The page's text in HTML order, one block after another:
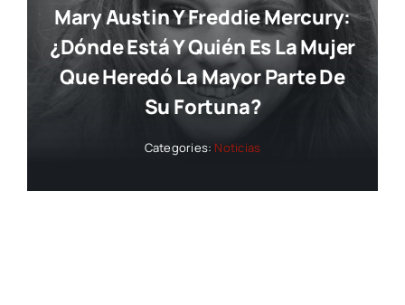
Mary Austin Y Freddie Mercury:
¿dónde Está Y Quién Es La Mujer
Que Heredó La Mayor Parte De
Su Fortuna?
Categories: Noticias